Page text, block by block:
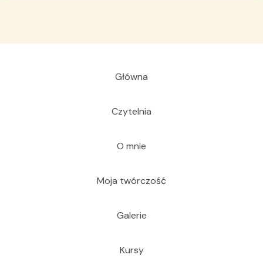
Główna
Czytelnia
O mnie
Moja twórczość
Galerie
Kursy